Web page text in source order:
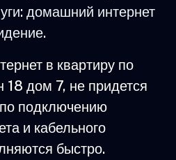
домашний интернет
в квартиру по
18 дом 7, не придется
подключению
и кабельного
быстро.